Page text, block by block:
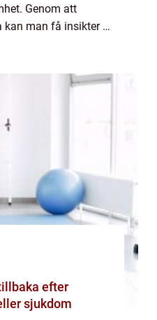
Genom att
kan man få insikter i
sjukdom